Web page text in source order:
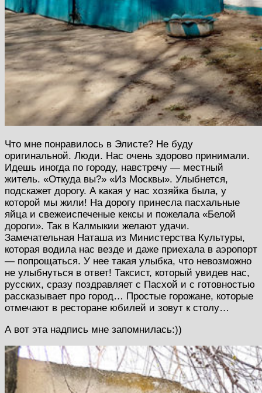
Что мне понравилось в Элисте? Не буду
оригинальной. Люди. Нас очень здорово принимали.
Идешь иногда по городу, навстречу — местный
житель. «Откуда вы?» «Из Москвы». Улыбнется,
подскажет дорогу. А какая у нас хозяйка была, у
которой мы жили! На дорогу принесла пасхальные
яйца и свежеиспеченые кексы и пожелала «Белой
дороги». Так в Калмыкии желают удачи.
Замечательная Наташа из Министерства Культуры,
которая водила нас везде и даже приехала в аэропорт
— попрощаться. У нее такая улыбка, что невозможно
не улыбнуться в ответ! Таксист, который увидев нас,
русских, сразу поздравляет с Пасхой и с готовностью
рассказывает про город… Простые горожане, которые
отмечают в ресторане юбилей и зовут к столу…
А вот эта надпись мне запомнилась:))